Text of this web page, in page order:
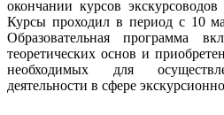
окончании курсов
Курсы проходил в период с 10
Образовательная программа
теоретических основ и
необходимых для
деятельности в сфере